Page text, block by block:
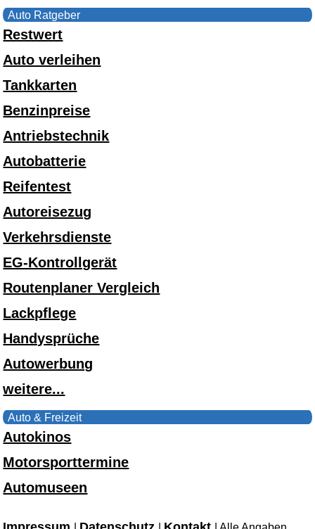
Auto Ratgeber
Restwert
Auto verleihen
Tankkarten
Benzinpreise
Antriebstechnik
Autobatterie
Reifentest
Autoreisezug
Verkehrsdienste
EG-Kontrollgerät
Routenplaner Vergleich
Lackpflege
Handysprüche
Autowerbung
weitere...
Auto & Freizeit
Autokinos
Motorsporttermine
Automuseen